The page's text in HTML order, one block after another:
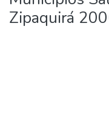
Zipaquirá